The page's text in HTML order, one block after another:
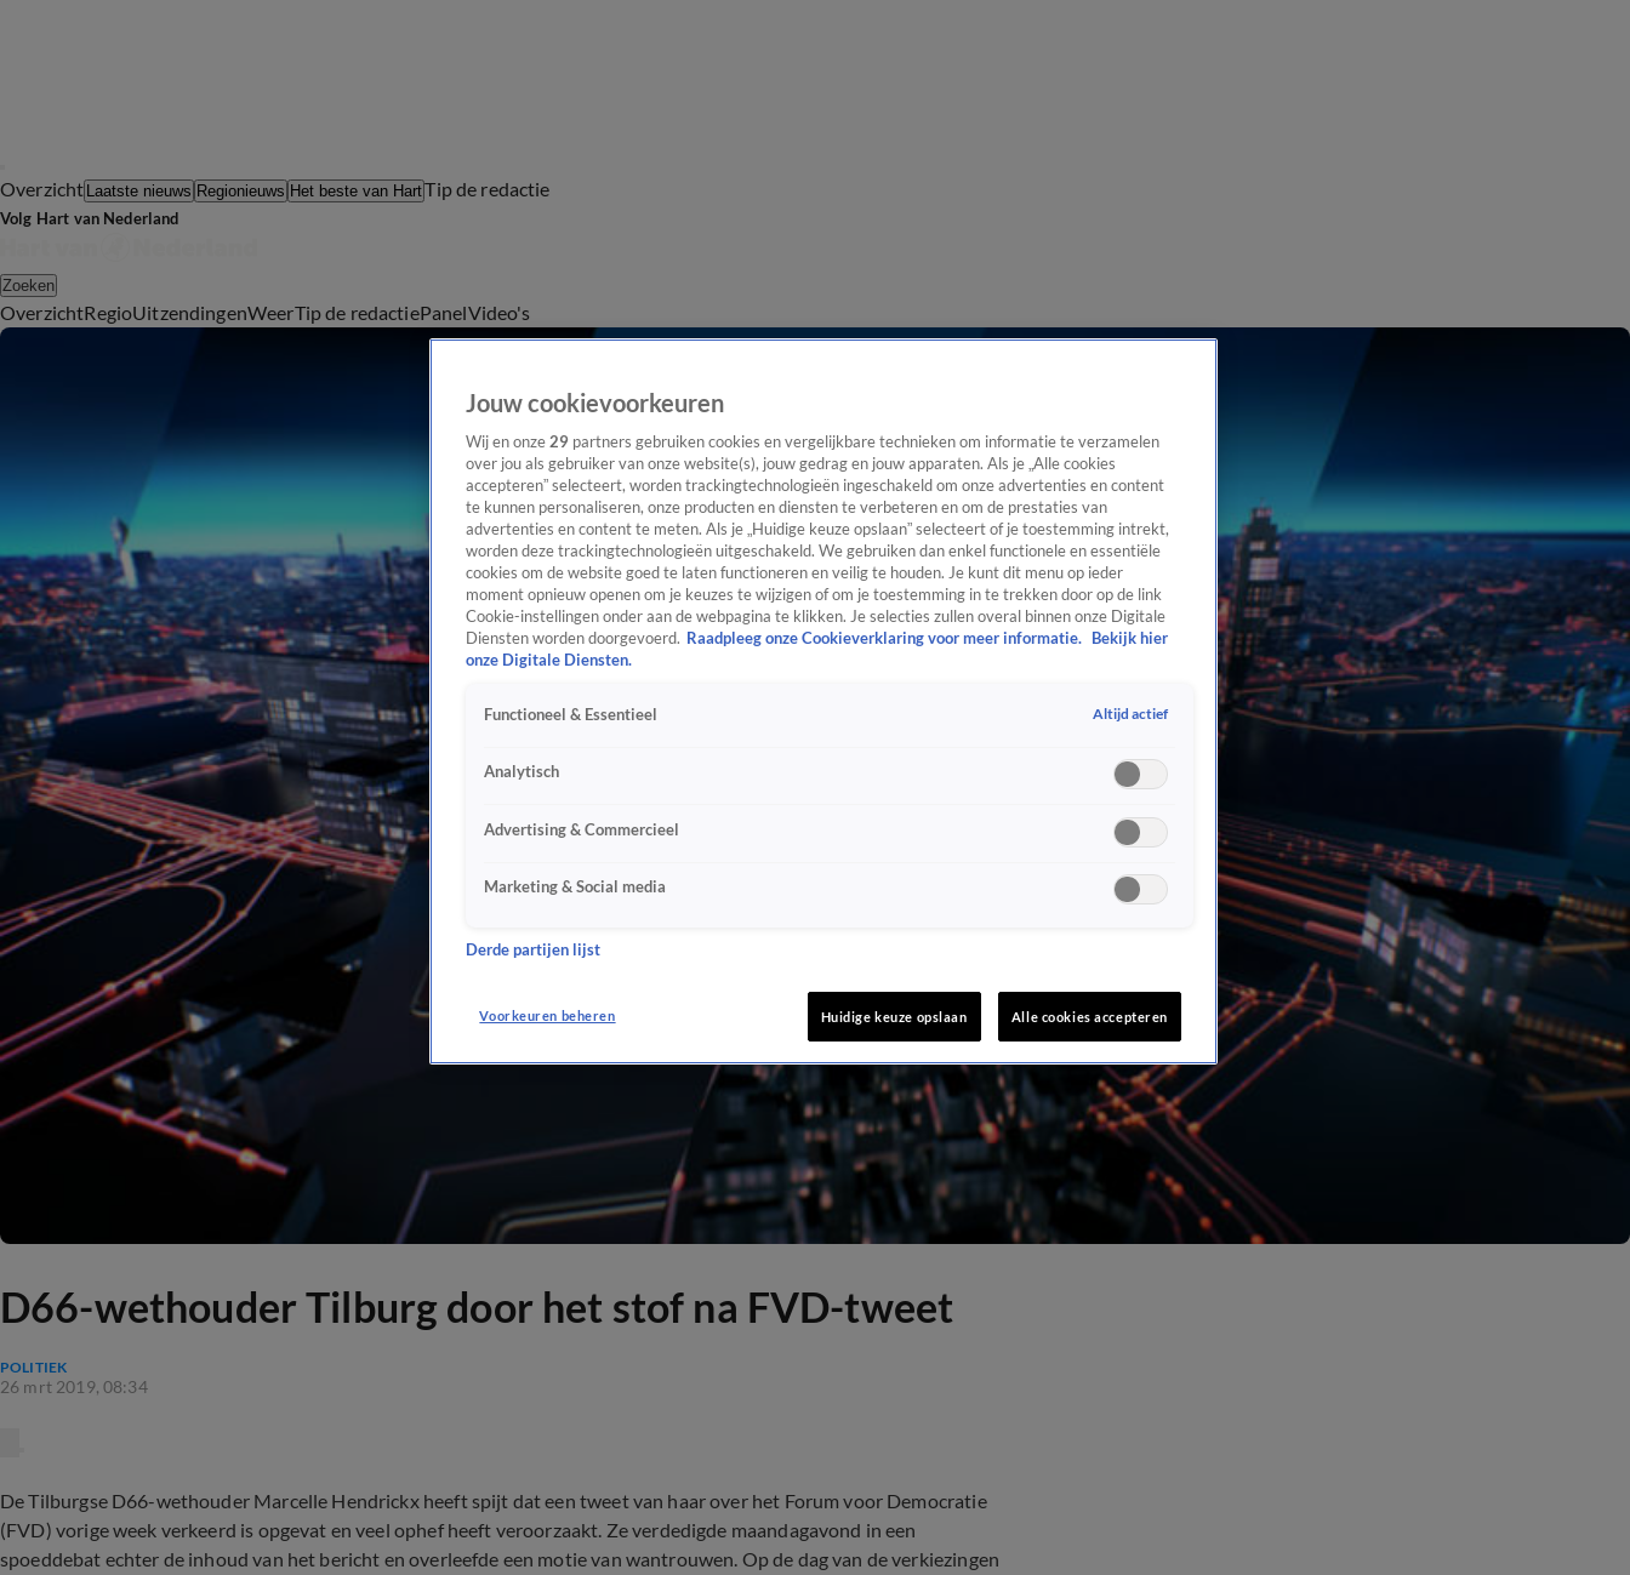
Overzicht Laatste nieuws Regionieuws Het beste van HartTip de redactie
Volg Hart van Nederland
Zoeken
OverzichtRegioUitzendingenWeerTip de redactiePanelVideo's
D66-wethouder Tilburg door het stof na FVD-tweet
POLITIEK
26 mrt 2019, 08:34
De Tilburgse D66-wethouder Marcelle Hendrickx heeft spijt dat een tweet van haar over het Forum voor Democratie
(FVD) vorige week verkeerd is opgevat en veel ophef heeft veroorzaakt. Ze verdedigde maandagavond in een
spoeddebat echter de inhoud van het bericht en overleefde een motie van wantrouwen. Op de dag van de verkiezingen
Jouw cookievoorkeuren
Wij en onze 29 partners gebruiken cookies en vergelijkbare technieken om informatie te verzamelen
over jou als gebruiker van onze website(s), jouw gedrag en jouw apparaten. Als je „Alle cookies
accepteren” selecteert, worden trackingtechnologieën ingeschakeld om onze advertenties en content
te kunnen personaliseren, onze producten en diensten te verbeteren en om de prestaties van
advertenties en content te meten. Als je „Huidige keuze opslaan” selecteert of je toestemming intrekt,
worden deze trackingtechnologieën uitgeschakeld. We gebruiken dan enkel functionele en essentiële
cookies om de website goed te laten functioneren en veilig te houden. Je kunt dit menu op ieder
moment opnieuw openen om je keuzes te wijzigen of om je toestemming in te trekken door op de link
Cookie-instellingen onder aan de webpagina te klikken. Je selecties zullen overal binnen onze Digitale
Diensten worden doorgevoerd. Raadpleeg onze Cookieverklaring voor meer informatie. Bekijk hier
onze Digitale Diensten.
Functioneel & Essentieel Altijd actief
Analytisch
Advertising & Commercieel
Marketing & Social media
Derde partijen lijst
Voorkeuren beheren Huidige keuze opslaan Alle cookies accepteren